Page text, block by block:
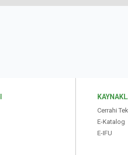
Cerrahi
E-Katalog
E-IFU